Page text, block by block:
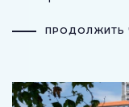
ПРОДОЛЖИТЬ